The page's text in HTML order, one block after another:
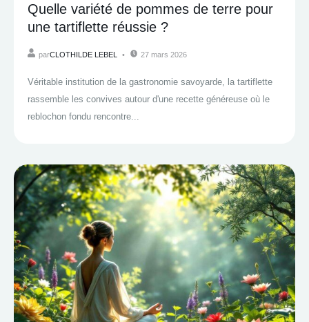
Quelle variété de pommes de terre pour
une tartiflette réussie ?
parCLOTHILDE LEBEL 27 mars 2026
Véritable institution de la gastronomie savoyarde, la tartiflette
rassemble les convives autour d'une recette généreuse où le
reblochon fondu rencontre...